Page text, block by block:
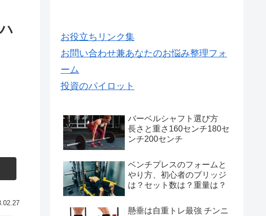
お役立ちリンク集
お問い合わせ兼あなたのお悩み整理フォ
ーム
投資のパイロット
バーベルシャフト選び方
長さと重さ160センチ180セ
ンチ200センチ
ベンチプレスのフォームと
やり方、初心者のブリッジ
は？セット数は？重量は？
懸垂は自重トレ最強 チンニ